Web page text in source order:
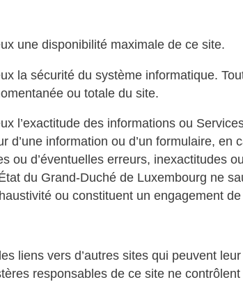
une disponibilité maximale de ce site.
la sécurité du système informatique.
ou totale du site.
l’exactitude des informations ou
information ou d’un formulaire, en
ou d’éventuelles erreurs, inexactitudes
du Grand-Duché de Luxembourg ne
ou constituent un engagement
liens vers d’autres sites qui peuvent
responsables de ce site ne